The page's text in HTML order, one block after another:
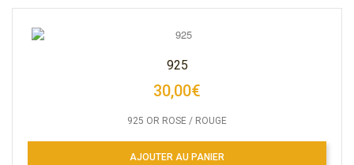
925
30,00€
925 OR ROSE / ROUGE
AJOUTER AU PANIER